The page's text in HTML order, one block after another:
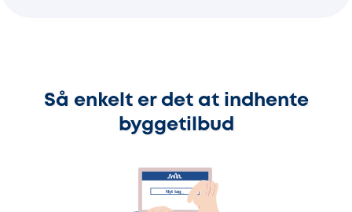
Så enkelt er det at indhente
byggetilbud